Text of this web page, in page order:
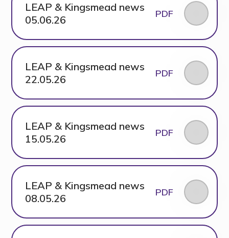
LEAP & Kingsmead news
05.06.26
PDF
LEAP & Kingsmead news
22.05.26
PDF
LEAP & Kingsmead news
15.05.26
PDF
LEAP & Kingsmead news
08.05.26
PDF